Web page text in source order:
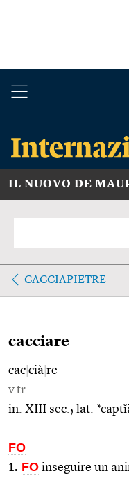
IL NUOVO DE
CACCIAPIETRE
cacciare
cac cià re
v.tr.
in. XIII sec.; lat.
FO
1. FO inseguire un